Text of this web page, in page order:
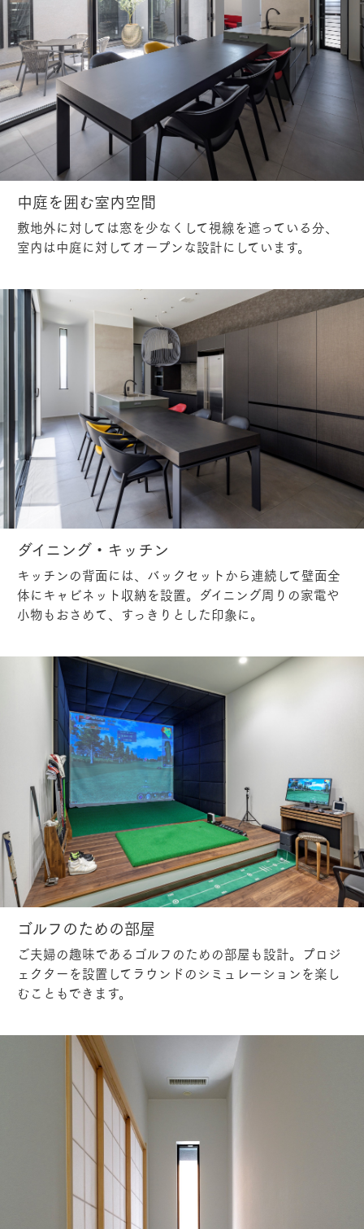
中庭を囲む室内空間
敷地外に対しては窓を少なくして視線を遮っている分、
室内は中庭に対してオープンな設計にしています。
ダイニング・キッチン
キッチンの背面には、バックセットから連続して壁面全
体にキャビネット収納を設置。ダイニング周りの家電や
小物もおさめて、すっきりとした印象に。
ゴルフのための部屋
ご夫婦の趣味であるゴルフのための部屋も設計。プロジ
ェクターを設置してラウンドのシミュレーションを楽し
むこともできます。